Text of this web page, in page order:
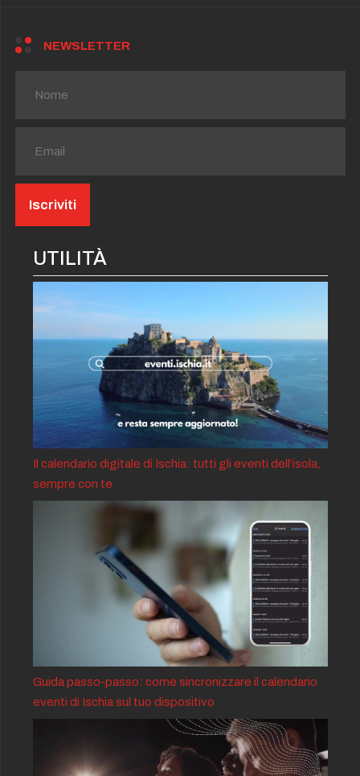
NEWSLETTER
UTILITÀ
Il calendario digitale di Ischia: tutti gli eventi dell’isola,
sempre con te
Guida passo-passo: come sincronizzare il calendario
eventi di Ischia sul tuo dispositivo